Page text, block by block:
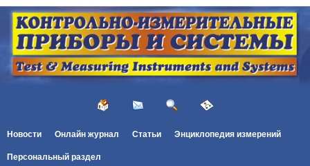
Новости Онлайн журнал Статьи Энциклопедия измерений
Персональный раздел